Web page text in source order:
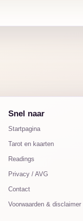
Snel naar
Startpagina
Tarot en kaarten
Readings
Privacy / AVG
Contact
Voorwaarden & disclaimer